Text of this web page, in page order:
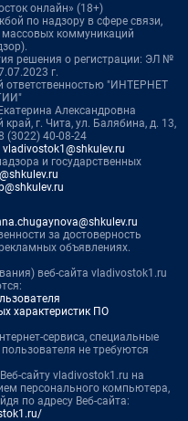
онлайн» (18+)
по надзору в сфере связи,
коммуникаций
решения о регистрации: ЭЛ №
г.
ответственностью "ИНТЕРНЕТ
Александровна
г. Чита, ул. Балябина, д. 13,
(3022) 40-08-24
vladivostok1@shkulev.ru
и государственных
за достоверность
объявлениях.
веб-сайта vladivostok1.ru
характеристик ПО
сервиса, специальные
не требуются
сайту vladivostok1.ru на
персонального компьютера,
по адресу Веб-сайта: